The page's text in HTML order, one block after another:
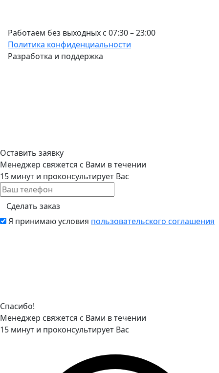
Работаем без выходных с 07:30 – 23:00
Политика конфиденциальности
Разработка и поддержка
Оставить заявку
Менеджер свяжется с Вами в течении
15 минут и проконсультирует Вас
Сделать заказ
Я принимаю условия пользовательского соглашения
Спасибо!
Менеджер свяжется с Вами в течении
15 минут и проконсультирует Вас